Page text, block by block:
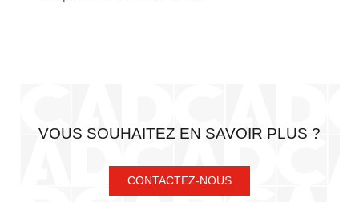
VOUS SOUHAITEZ EN SAVOIR PLUS ?
CONTACTEZ-NOUS